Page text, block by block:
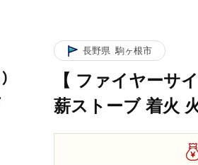
長野県 駒ヶ根市
【 ファイヤーサ
薪ストーブ 着火